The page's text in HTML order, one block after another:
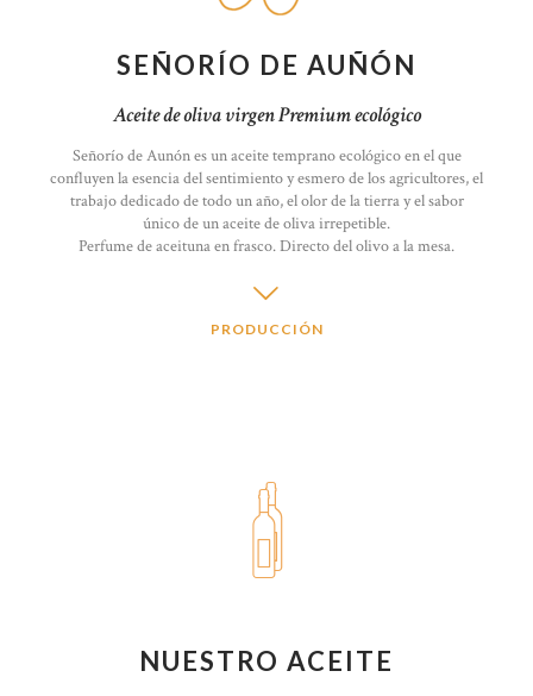
SEÑORÍO DE AUÑÓN
Aceite de oliva virgen Premium ecológico
Señorío de Aunón es un aceite temprano ecológico en el que
confluyen la esencia del sentimiento y esmero de los agricultores, el
trabajo dedicado de todo un año, el olor de la tierra y el sabor
único de un aceite de oliva irrepetible.
Perfume de aceituna en frasco. Directo del olivo a la mesa.
PRODUCCIÓN
NUESTRO ACEITE